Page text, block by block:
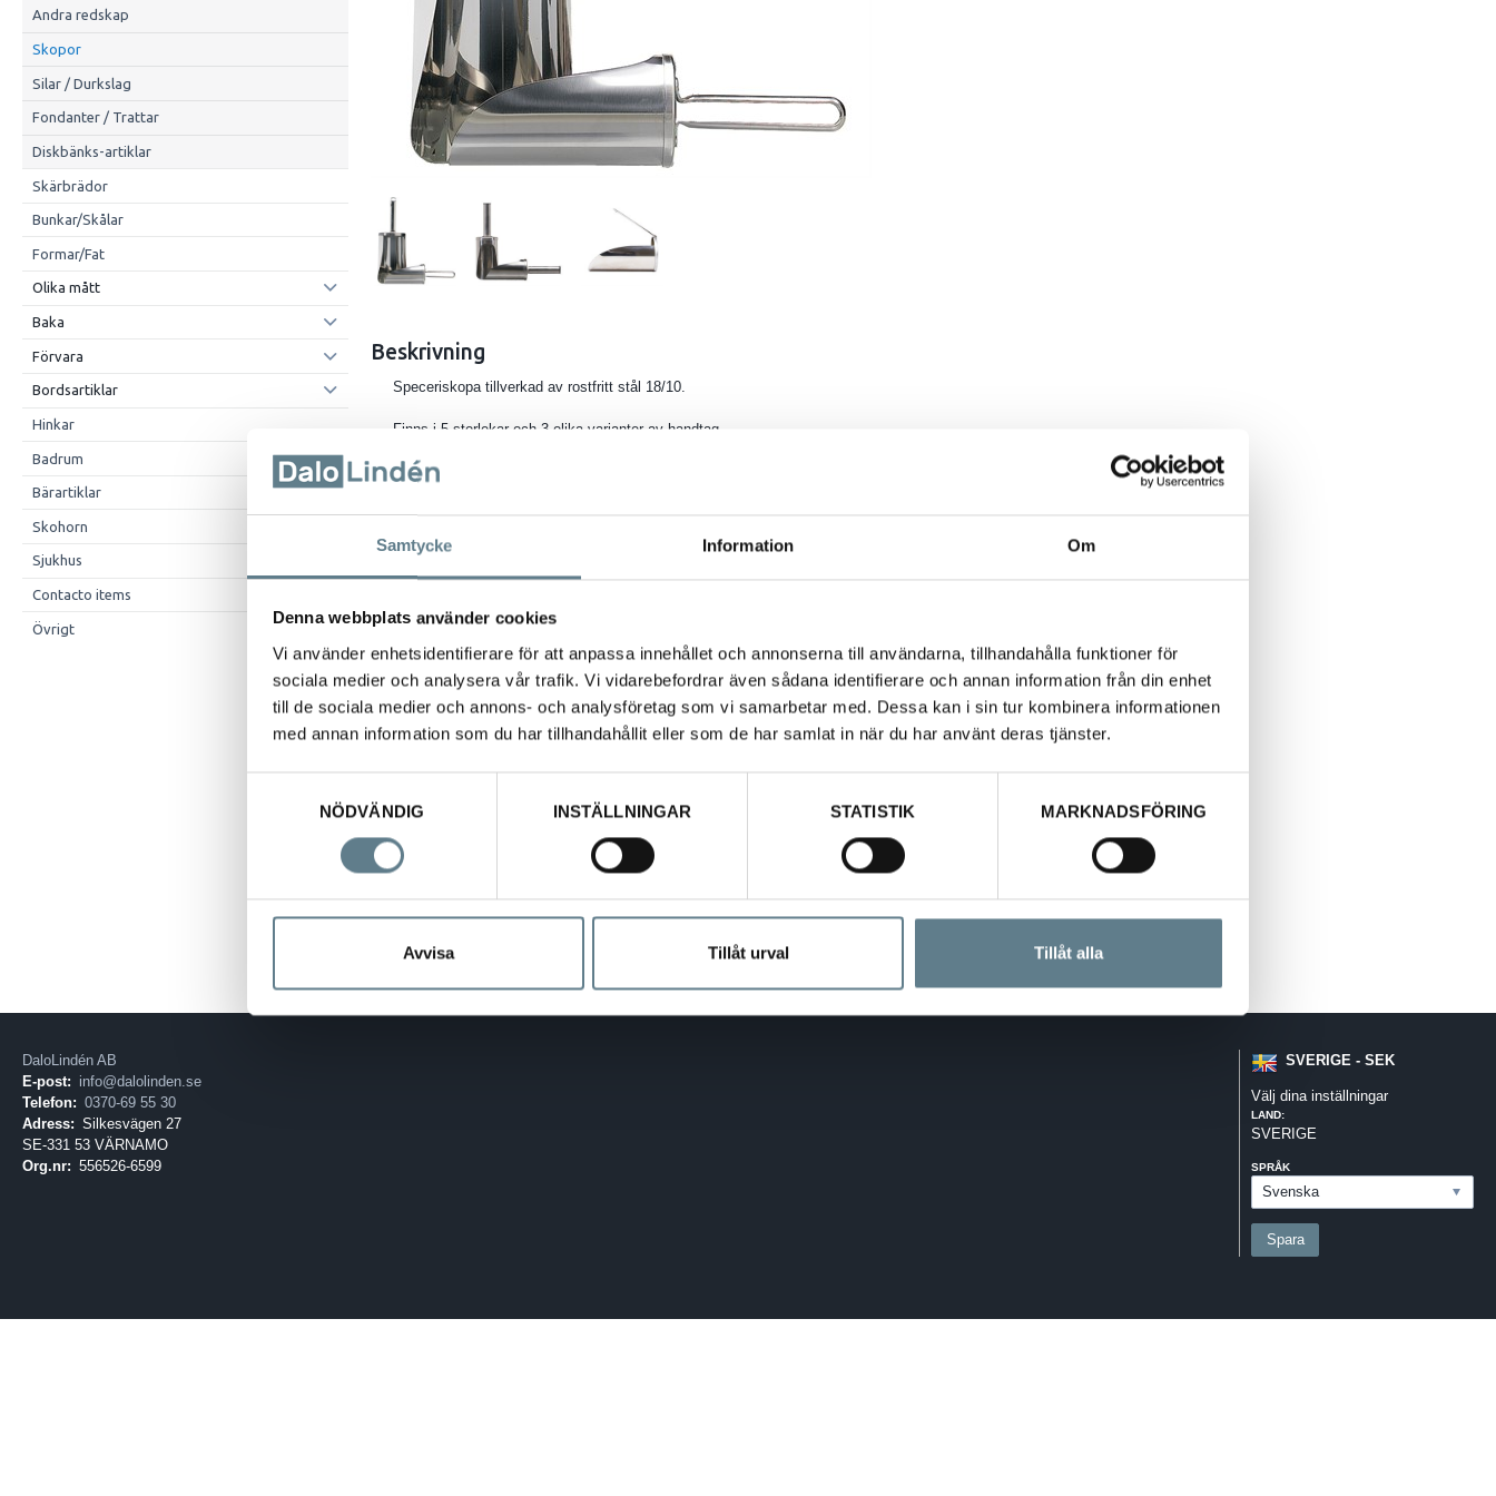
Samtycke Information Om
Denna webbplats använder cookies
Vi använder enhetsidentifierare för att anpassa innehållet och annonserna till användarna, tillhandahålla funktioner för
sociala medier och analysera vår trafik. Vi vidarebefordrar även sådana identifierare och annan information från din enhet
till de sociala medier och annons- och analysföretag som vi samarbetar med. Dessa kan i sin tur kombinera informationen
med annan information som du har tillhandahållit eller som de har samlat in när du har använt deras tjänster.
NÖDVÄNDIG
INSTÄLLNINGAR STATISTIK MARKNADSFÖRING
Avvisa Tillåt urval Tillåt alla
Andra redskap
Skopor
Silar / Durkslag
Fondanter / Trattar
Diskbänks-artiklar
Skärbrädor
Bunkar/Skålar
Formar/Fat
Olika mått
Baka
Förvara
Bordsartiklar
Hinkar
Badrum
Bärartiklar
Skohorn
Sjukhus
Contacto items
Övrigt
Beskrivning
Speceriskopa tillverkad av rostfritt stål 18/10.
Finns i 5 storlekar och 3 olika varianter av handtag
522104 120mm 235 mm Inåtvänt handtag
522005 155mm 250 mm Bandhandtag
DaloLindén AB
E-post: info@dalolinden.se
Telefon: 0370-69 55 30
Adress: Silkesvägen 27
SE-331 53 VÄRNAMO
Org.nr: 556526-6599
SVERIGE - SEK
Välj dina inställningar
LAND:
SVERIGE
SPRÅK